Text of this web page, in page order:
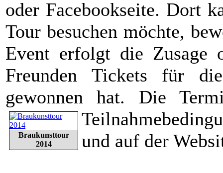
oder Facebookseite. Dort
Tour besuchen möchte,
Event erfolgt die Zusage
Freunden Tickets für
gewonnen hat. Die
Braukunsttour
2014
und auf der